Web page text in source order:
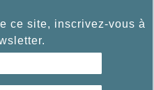
ce site, inscrivez-vous à